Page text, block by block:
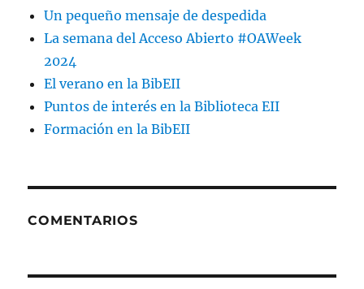
Un pequeño mensaje de despedida
La semana del Acceso Abierto #OAWeek
2024
El verano en la BibEII
Puntos de interés en la Biblioteca EII
Formación en la BibEII
COMENTARIOS